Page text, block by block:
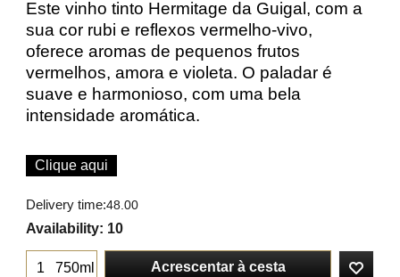
Este vinho tinto Hermitage da Guigal, com a
sua cor rubi e reflexos vermelho-vivo,
oferece aromas de pequenos frutos
vermelhos, amora e violeta. O paladar é
suave e harmonioso, com uma bela
intensidade aromática.
Clique aqui
Delivery time:48.00
Availability: 10
750ml Acrescentar à cesta